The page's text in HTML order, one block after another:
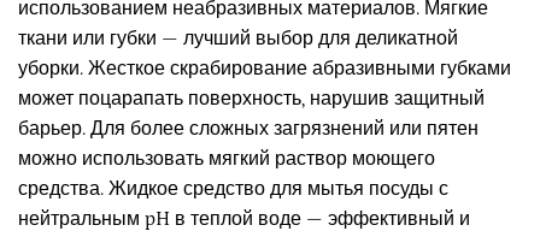
использованием неабразивных материалов. Мягкие
ткани или губки — лучший выбор для деликатной
уборки. Жесткое скрабирование абразивными губками
может поцарапать поверхность, нарушив защитный
барьер. Для более сложных загрязнений или пятен
можно использовать мягкий раствор моющего
средства. Жидкое средство для мытья посуды с
нейтральным pH в теплой воде — эффективный и